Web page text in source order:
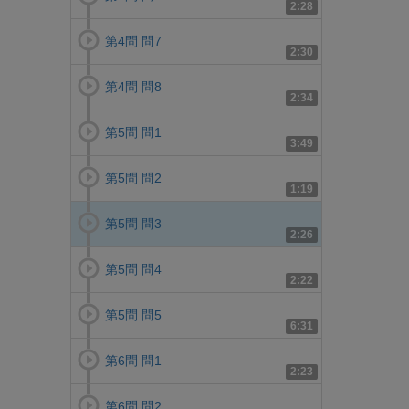
2:28
2:30
第4問 問7
2:34
第4問 問8
3:49
第5問 問1
1:19
第5問 問2
2:26
第5問 問3
2:22
第5問 問4
6:31
第5問 問5
2:23
第6問 問1